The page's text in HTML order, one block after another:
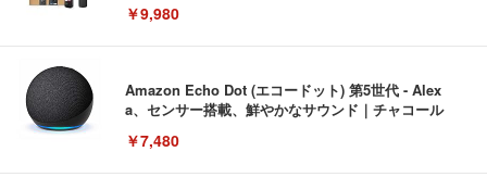
￥9,980
Amazon Echo Dot (エコードット) 第5世代 - Alex
a、センサー搭載、鮮やかなサウンド｜チャコール
￥7,480